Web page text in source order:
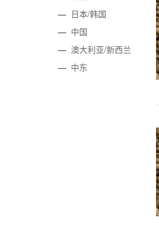
— 日本/韩国
— 中国
— 澳大利亚/新西兰
— 中东